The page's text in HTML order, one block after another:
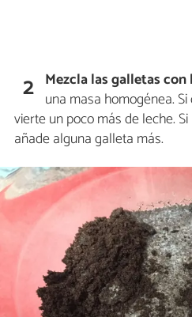
2 Mezcla las galletas con
una masa homogénea.
vierte un poco más de leche.
añade alguna galleta más.